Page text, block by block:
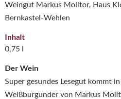
Der Wein
Super gesundes Lesegut kommt
Weißburgunder von Markus
Weingut Markus Molitor, Haus
Bernkastel-Wehlen
Inhalt
0,75 l